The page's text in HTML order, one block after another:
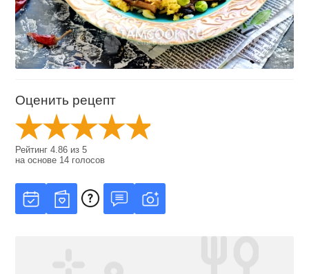
Оценить рецепт
Рейтинг4.86 из5
на основе 14 голосов